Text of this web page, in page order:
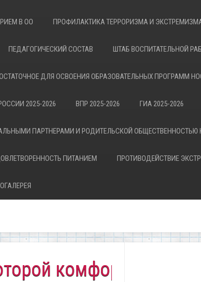
В ОО ПРОФИЛАКТИКА ТЕРРОРИЗМА И
ПЕДАГОГИЧЕСКИЙ СОСТАВ ШТАБ ВОСПИТАТЕЛЬНОЙ
ДЛЯ ОСВОЕНИЯ ОБРАЗОВАТЕЛЬНЫХ ПРОГРАММ
2025-2026 ВПР 2025-2026 ГИА 2025-2026
ПАРТНЕРАМИ И РОДИТЕЛЬСКОЙ
ПИТАНИЕМ ПРОТИВОДЕЙСТВИЕ
комфортно всем!"